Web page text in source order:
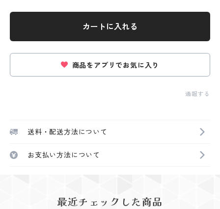
カートに入れる
商品をアプリでお気に入り
通報する
送料・配送方法について
お支払い方法について
最近チェックした商品